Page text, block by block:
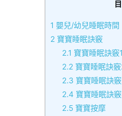
1 嬰兒/幼兒睡眠時間
2 寶寶睡眠訣竅
2.1 寶寶睡眠訣竅
2.2 寶寶睡眠訣
2.3 寶寶睡眠訣
2.4 寶寶睡眠訣
2.5寶寶按摩